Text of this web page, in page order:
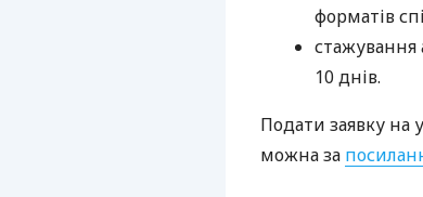
форматів
10 днів.
Подати заявку на
можна за